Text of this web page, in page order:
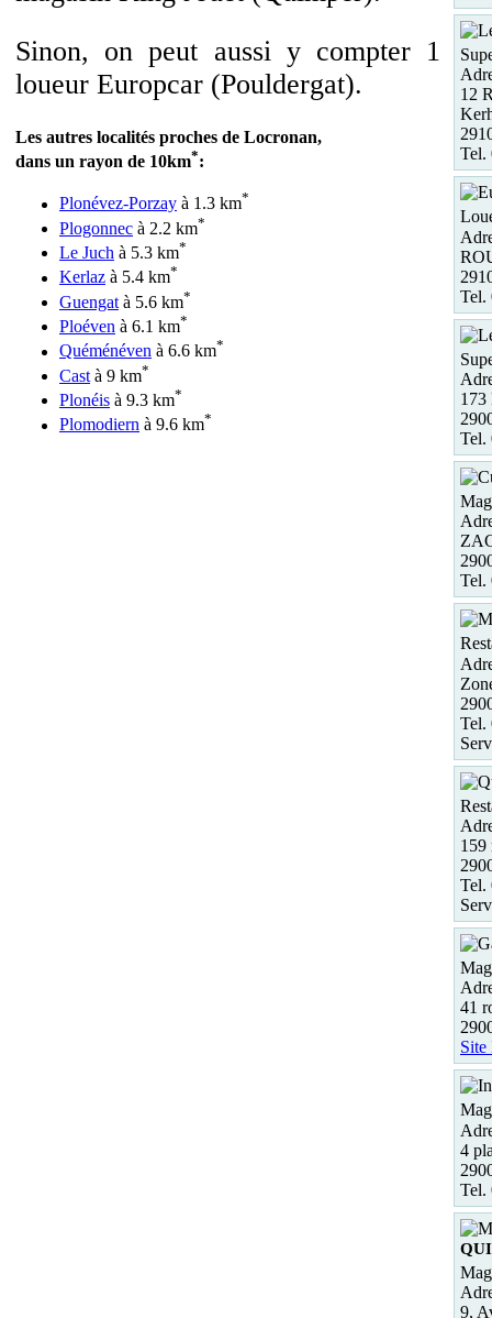
Sinon, on peut aussi y compter 1
loueur Europcar (Pouldergat).
Les autres localités proches de Locronan,
dans un rayon de 10km*:
Plonévez-Porzay à 1.3 km*
Plogonnec à 2.2 km*
Le Juch à 5.3 km*
Kerlaz à 5.4 km*
Guengat à 5.6 km*
Ploéven à 6.1 km*
Quéménéven à 6.6 km*
Cast à 9 km*
Plonéis à 9.3 km*
Plomodiern à 9.6 km*
12
Tel.
Tel.
173
Tel.
Tel.
Tel.
159
Tel.
41
Site
4
Tel.
9,